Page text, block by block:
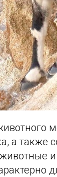
а также